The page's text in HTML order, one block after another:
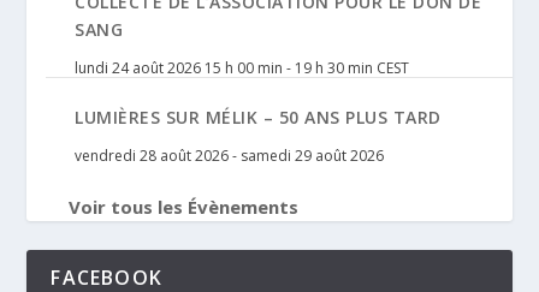
SANG
lundi 24 août 2026 15 h 00 min - 19 h 30 min CEST
LUMIÈRES SUR MÉLIK – 50 ANS PLUS TARD
vendredi 28 août 2026- samedi 29 août 2026
Voir tous les Évènements
FACEBOOK